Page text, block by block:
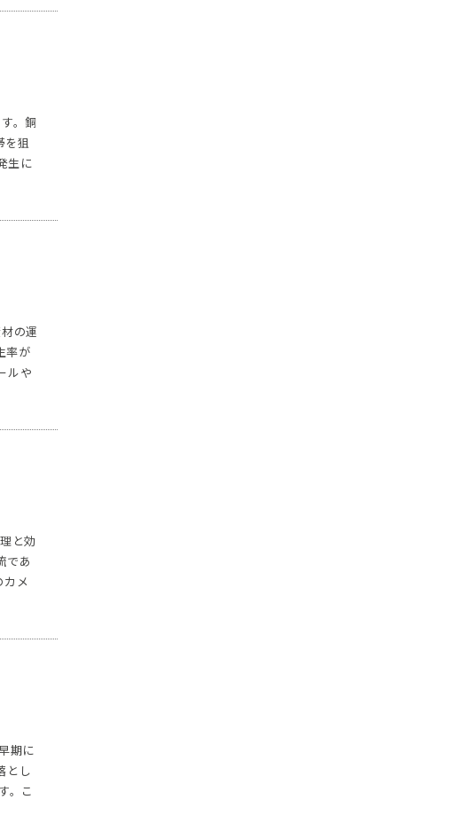
。銅
を狙
生に
の運
率が
ルや
と効
であ
カメ
期に
とし
。こ